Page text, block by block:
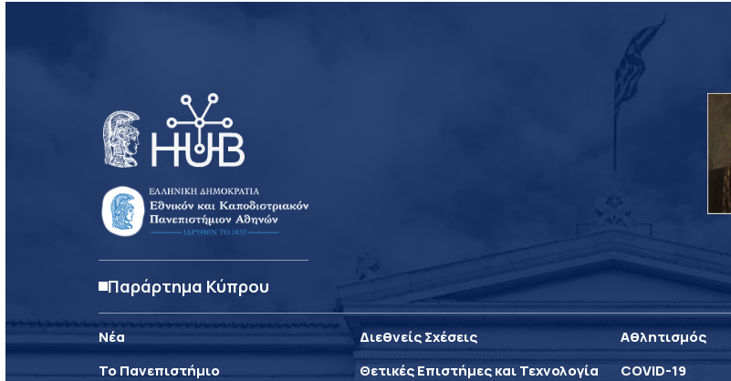
Παράρτημα Κύπρου
Νέα
Το Πανεπιστήμιο
Διεθνείς Σχέσεις
Θετικές Επιστήμες και Τεχνολογία
Αθλητισμός
COVID-19